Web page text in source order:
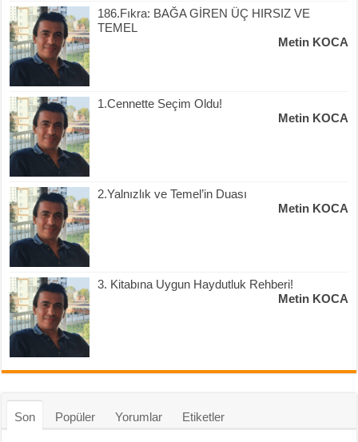
186.Fıkra: BAĞA GİREN ÜÇ HIRSIZ VE
TEMEL
Metin KOCA
1.Cennette Seçim Oldu!
Metin KOCA
2.Yalnızlık ve Temel’in Duası
Metin KOCA
3. Kitabına Uygun Haydutluk Rehberi!
Metin KOCA
Son Popüler Yorumlar Etiketler